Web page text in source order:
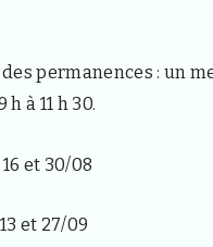
permanences : un
à 11 h 30.
et 30/08
et 27/09